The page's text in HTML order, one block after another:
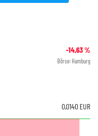
-14,63%
Börse: Hamburg
0,0140 EUR